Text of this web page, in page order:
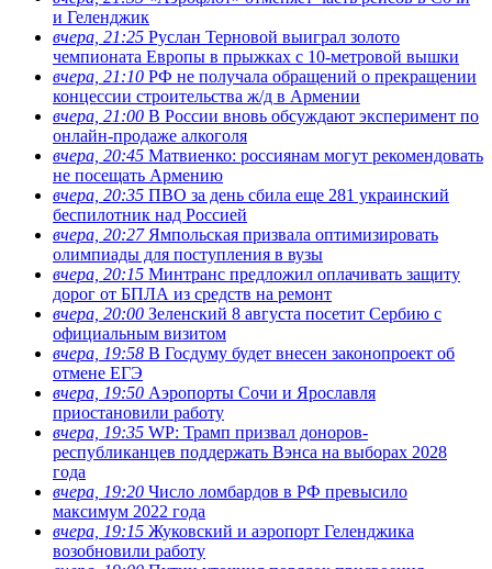
и Геленджик
вчера, 21:25 Руслан Терновой выиграл золото
чемпионата Европы в прыжках с 10-метровой вышки
вчера, 21:10 РФ не получала обращений о прекращении
концессии строительства ж/д в Армении
вчера, 21:00 В России вновь обсуждают эксперимент по
онлайн-продаже алкоголя
вчера, 20:45 Матвиенко: россиянам могут рекомендовать
не посещать Армению
вчера, 20:35 ПВО за день сбила еще 281 украинский
беспилотник над Россией
вчера, 20:27Ямпольская призвала оптимизировать
олимпиады для поступления в вузы
вчера, 20:15 Минтранс предложил оплачивать защиту
дорог от БПЛА из средств на ремонт
вчера, 20:00 Зеленский 8 августа посетит Сербию с
официальным визитом
вчера, 19:58 В Госдуму будет внесен законопроект об
отмене ЕГЭ
вчера, 19:50 Аэропорты Сочи и Ярославля
приостановили работу
вчера, 19:35 WP: Трамп призвал доноров-
республиканцев поддержать Вэнса на выборах 2028
года
вчера, 19:20 Число ломбардов в РФ превысило
максимум 2022 года
вчера, 19:15 Жуковский и аэропорт Геленджика
возобновили работу